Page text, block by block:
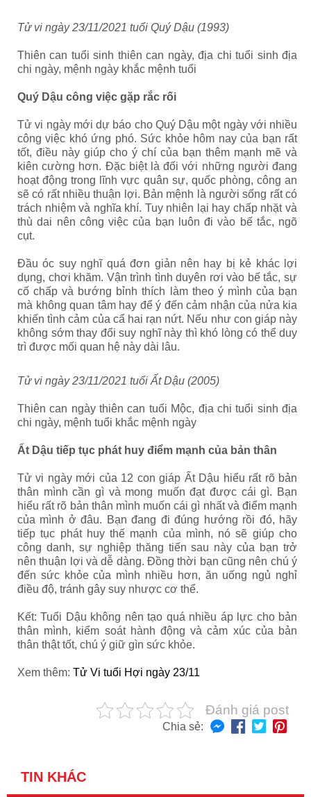
Tử vi ngày 23/11/2021 tuổi Quý Dậu (1993)
Thiên can tuổi sinh thiên can ngày, địa chi tuổi sinh địa
chi ngày, mệnh ngày khắc mệnh tuổi
Quý Dậu công việc gặp rắc rối
Tử vi ngày mới dự báo cho Quý Dậu một ngày với nhiều
công việc khó ứng phó. Sức khỏe hôm nay của bạn rất
tốt, điều này giúp cho ý chí của bạn thêm mạnh mẽ và
kiên cường hơn. Đặc biệt là đối với những người đang
hoạt động trong lĩnh vực quân sự, quốc phòng, công an
sẽ có rất nhiều thuận lợi. Bản mệnh là người sống rất có
trách nhiệm và nghĩa khí. Tuy nhiên lại hay chấp nhặt và
thù dai nên công việc của bạn luôn đi vào bế tắc, ngõ
cụt.
Đầu óc suy nghĩ quá đơn giản nên hay bị kẻ khác lợi
dụng, chơi khăm. Vận trình tình duyên rơi vào bế tắc, sự
cố chấp và bướng bỉnh thích làm theo ý mình của bạn
mà không quan tâm hay để ý đến cảm nhận của nửa kia
khiến tình cảm của cẩ hai rạn nứt. Nếu như con giáp này
không sớm thay đổi suy nghĩ này thì khó lòng có thể duy
trì được mối quan hệ này dài lâu.
Tử vi ngày 23/11/2021 tuổi Ất Dậu (2005)
Thiên can ngày thiên can tuổi Mộc, địa chi tuổi sinh địa
chi ngày, mệnh tuổi khắc mệnh ngày
Ất Dậu tiếp tục phát huy điểm mạnh của bản thân
Tử vi ngày mới của 12 con giáp Ất Dậu hiểu rất rõ bản
thân mình cần gì và mong muốn đạt được cái gì. Bạn
hiểu rất rõ bản thân mình muốn cái gì nhất và điểm mạnh
của mình ở đâu. Bạn đang đi đúng hướng rồi đó, hãy
tiếp tục phát huy thế mạnh của mình, nó sẽ giúp cho
công danh, sự nghiệp thăng tiến sau này của bạn trở
nên thuận lợi và dễ dàng. Đồng thời bạn cũng nên chú ý
đến sức khỏe của mình nhiều hơn, ăn uống ngủ nghỉ
điều độ, tránh gây suy nhược cơ thể.
Kết: Tuổi Dậu không nên tạo quá nhiều áp lực cho bản
thân mình, kiểm soát hành động và cảm xúc của bản
thân thật tốt, chú ý giữ gìn sức khỏe.
Xem thêm: Tử Vi tuổi Hợi ngày 23/11
Đánh giá post
Chia sẻ:
TIN KHÁC